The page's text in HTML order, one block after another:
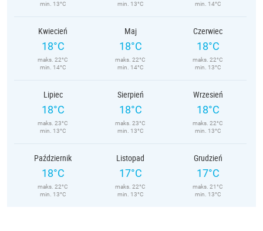
min. 13°C
min. 13°C
min. 14°C
Kwiecień
18°C
maks. 22°C
min. 14°C
Maj
18°C
maks. 22°C
min. 14°C
Czerwiec
18°C
maks. 22°C
min. 13°C
Lipiec
18°C
maks. 23°C
min. 13°C
Sierpień
18°C
maks. 23°C
min. 13°C
Wrzesień
18°C
maks. 22°C
min. 13°C
Październik
18°C
maks. 22°C
min. 13°C
Listopad
17°C
maks. 22°C
min. 13°C
Grudzień
17°C
maks. 21°C
min. 13°C